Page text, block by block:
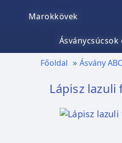
Marokkövek
Ásványcsúcsok
Főoldal Ásvány ABC
Lápisz lazuli